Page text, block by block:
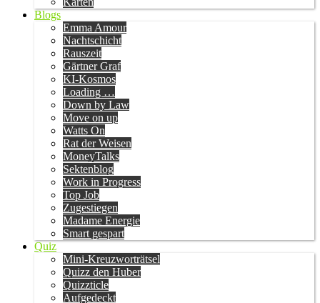
Blogs
Emma Amour
Nachtschicht
Rauszeit
Gärtner Graf
KI-Kosmos
Loading …
Down by Law
Move on up
Watts On
Rat der Weisen
MoneyTalks
Sektenblog
Work in Progress
Top Job
Zugestiegen
Madame Energie
Smart gespart
Quiz
Mini-Kreuzworträtsel
Quizz den Huber
Quizzticle
Aufgedeckt